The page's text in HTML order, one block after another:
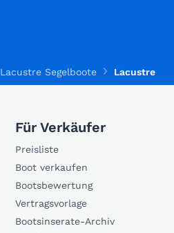
Lacustre Segelboote Lacustre
Für Verkäufer
Preisliste
Boot verkaufen
Bootsbewertung
Vertragsvorlage
Bootsinserate-Archiv